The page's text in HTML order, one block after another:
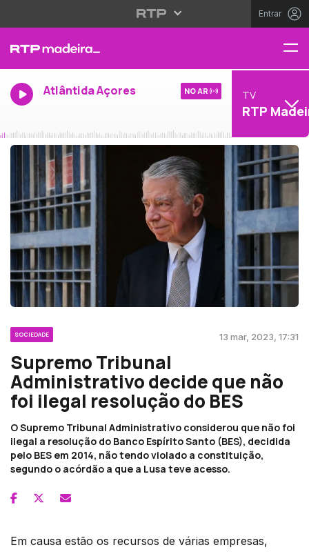
Entrar
Atlântida Açores NO AR TV
RTP
SOCIEDADE 13 mar, 2023, 17:31
Supremo Tribunal
Administrativo decide que não
foi ilegal resolução do BES
O Supremo Tribunal Administrativo considerou que não foi
ilegal a resolução do Banco Espírito Santo (BES), decidida
pelo BES em 2014, não tendo violado a constituição,
segundo o acórdão a que a Lusa teve acesso.
Em causa estão os recursos de várias empresas,